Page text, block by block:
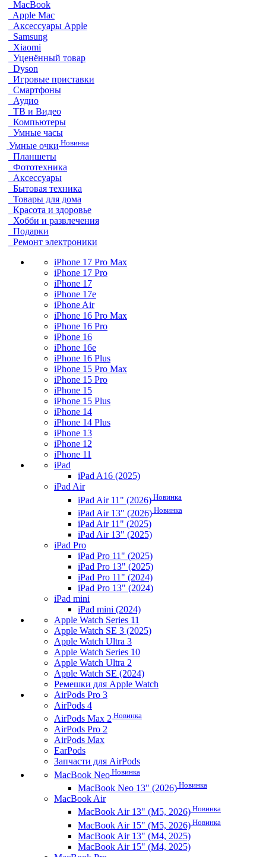
MacBook
Apple Mac
Аксессуары Apple
Samsung
Xiaomi
Уценённый товар
Dyson
Игровые приставки
Смартфоны
Аудио
ТВ и Видео
Компьютеры
Умные часы
Умные очки Новинка
Планшеты
Фототехника
Аксессуары
Бытовая техника
Товары для дома
Красота и здоровье
Хобби и развлечения
Подарки
Ремонт электроники
iPhone 17 Pro Max
iPhone 17 Pro
iPhone 17
iPhone 17e
iPhone Air
iPhone 16 Pro Max
iPhone 16 Pro
iPhone 16
iPhone 16e
iPhone 16 Plus
iPhone 15 Pro Max
iPhone 15 Pro
iPhone 15
iPhone 15 Plus
iPhone 14
iPhone 14 Plus
iPhone 13
iPhone 12
iPhone 11
iPad
iPad A16 (2025)
iPad Air
iPad Air 11" (2026) Новинка
iPad Air 13" (2026) Новинка
iPad Air 11" (2025)
iPad Air 13" (2025)
iPad Pro
iPad Pro 11" (2025)
iPad Pro 13" (2025)
iPad Pro 11" (2024)
iPad Pro 13" (2024)
iPad mini
iPad mini (2024)
Apple Watch Series 11
Apple Watch SE 3 (2025)
Apple Watch Ultra 3
Apple Watch Series 10
Apple Watch Ultra 2
Apple Watch SE (2024)
Ремешки для Apple Watch
AirPods Pro 3
AirPods 4
AirPods Max 2 Новинка
AirPods Pro 2
AirPods Max
EarPods
Запчасти для AirPods
MacBook Neo Новинка
MacBook Neo 13" (2026) Новинка
MacBook Air
MacBook Air 13" (M5, 2026) Новинка
MacBook Air 15" (M5, 2026) Новинка
MacBook Air 13" (M4, 2025)
MacBook Air 15" (M4, 2025)